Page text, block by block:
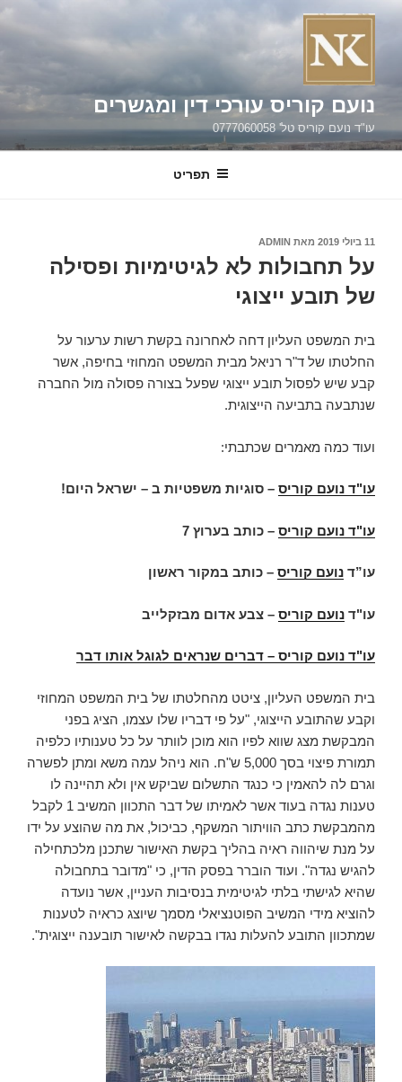
דילוג
נועם קוריס עורכי דין ומגשרים
עו"ד נועם קוריס טל' 0777060058
תפריט
פורסם
11 ביולי 2019 מאת ADMIN
על תחבולות לא לגיטימיות ופסילה
של תובע ייצוגי
בית המשפט העליון דחה לאחרונה בקשת רשות ערעור על
החלטתו של ד"ר רניאל מבית המשפט המחוזי בחיפה, אשר
קבע שיש לפסול תובע ייצוגי שפעל בצורה פסולה מול החברה
שנתבעה בתביעה הייצוגית.
ועוד כמה מאמרים שכתבתי:
עו"ד נועם קוריס – סוגיות משפטיות ב – ישראל היום!
עו"ד נועם קוריס – כותב בערוץ 7
עו”ד נועם קוריס – כותב במקור ראשון
עו"ד נועם קוריס – צבע אדום מבזקלייב
עו"ד נועם קוריס – דברים שנראים לגוגל אותו דבר
בית המשפט העליון, ציטט מהחלטתו של בית המשפט המחוזי
וקבע שהתובע הייצוגי, "על פי דבריו שלו עצמו, הציג בפני
המבקשת מצג שווא לפיו הוא מוכן לוותר על כל טענותיו כלפיה
תמורת פיצוי בסך 5,000 ש"ח. הוא ניהל עמה משא ומתן לפשרה
וגרם לה להאמין כי כנגד התשלום שביקש אין ולא תהיינה לו
טענות נגדה בעוד אשר לאמיתו של דבר התכוון המשיב 1 לקבל
מהמבקשת כתב הוויתור המשקף, כביכול, את מה שהוצע על ידו
על מנת שיהווה ראיה בהליך בקשת האישור שתכנן מלכתחילה
להגיש נגדה". ועוד הוברר בפסק הדין, כי "מדובר בתחבולה
שהיא לגישתי בלתי לגיטימית בנסיבות העניין, אשר נועדה
להוציא מידי המשיב הפוטנציאלי מסמך שיוצג כראיה לטענות
שמתכוון התובע להעלות נגדו בבקשה לאישור תובענה ייצוגית".